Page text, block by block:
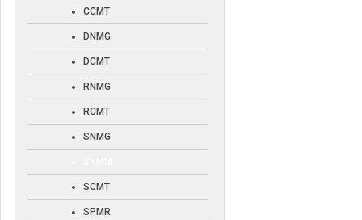
CCMT
DNMG
DCMT
RNMG
RCMT
SNMG
SCMT
SPMR